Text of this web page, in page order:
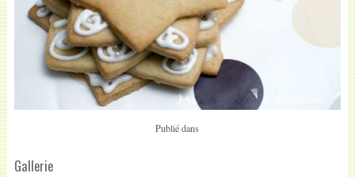
Publié dans
Gallerie